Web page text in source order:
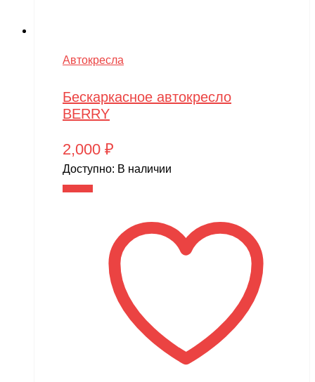
Автокресла
Бескаркасное автокресло
BERRY
2,000 ₽
Доступно: В наличии